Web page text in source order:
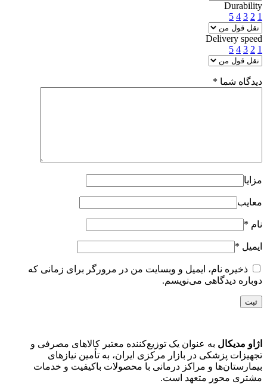
Durability
1
2
3
4
5
Delivery speed
1
2
3
4
5
دیدگاه شما *
مزایا
معایب
نام *
ایمیل *
ذخیره نام، ایمیل و وبسایت من در مرورگر برای زمانی که
دوباره دیدگاهی می‌نویسم.
اژاو مدیکال به عنوان یک توزیع‌کننده معتبر کالاهای مصرفی و
تجهیزات پزشکی در بازار مرکزی ایران، به تأمین نیازهای
بیمارستان‌ها و مراکز درمانی با محصولات باکیفیت و خدمات
مشتری محور متعهد است.